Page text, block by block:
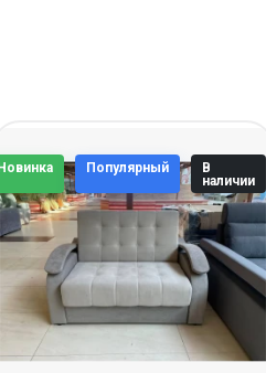
Новинка Популярный
В
наличии